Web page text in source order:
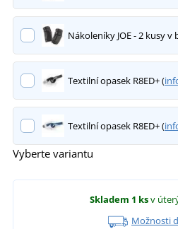
Nákoleníky JOE - 2 kusy v
Textilní opasek R8ED+ (
Textilní opasek R8ED+ (
Vyberte variantu
Skladem 1 ksv
Možnosti